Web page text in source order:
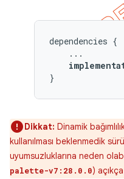
dependencies {
...
}
Dikkat: Dinamik
kullanılması beklenmedik
uyumsuzluklarına neden
palette-v7:28.0.0)